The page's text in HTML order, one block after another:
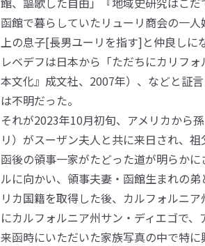
函館で暮らしていたリューリ商会の一
上の息子[長男ユーリを指す]と仲良しに
レベデフは日本から「ただちにカリフ
本文化』成文社、2007年）、などと証
は不明だった。
それが2023年10月初旬、アメリカから
リ）がスーザン夫人と共に来日され、
函後の領事一家がたどった道が明らか
ルに向かい、領事夫妻・函館生まれの
リカ国籍を取得した後、カルフォルニ
にカルフォルニア州サン・ディエゴで
来函時にいただいた家族写真の中で特